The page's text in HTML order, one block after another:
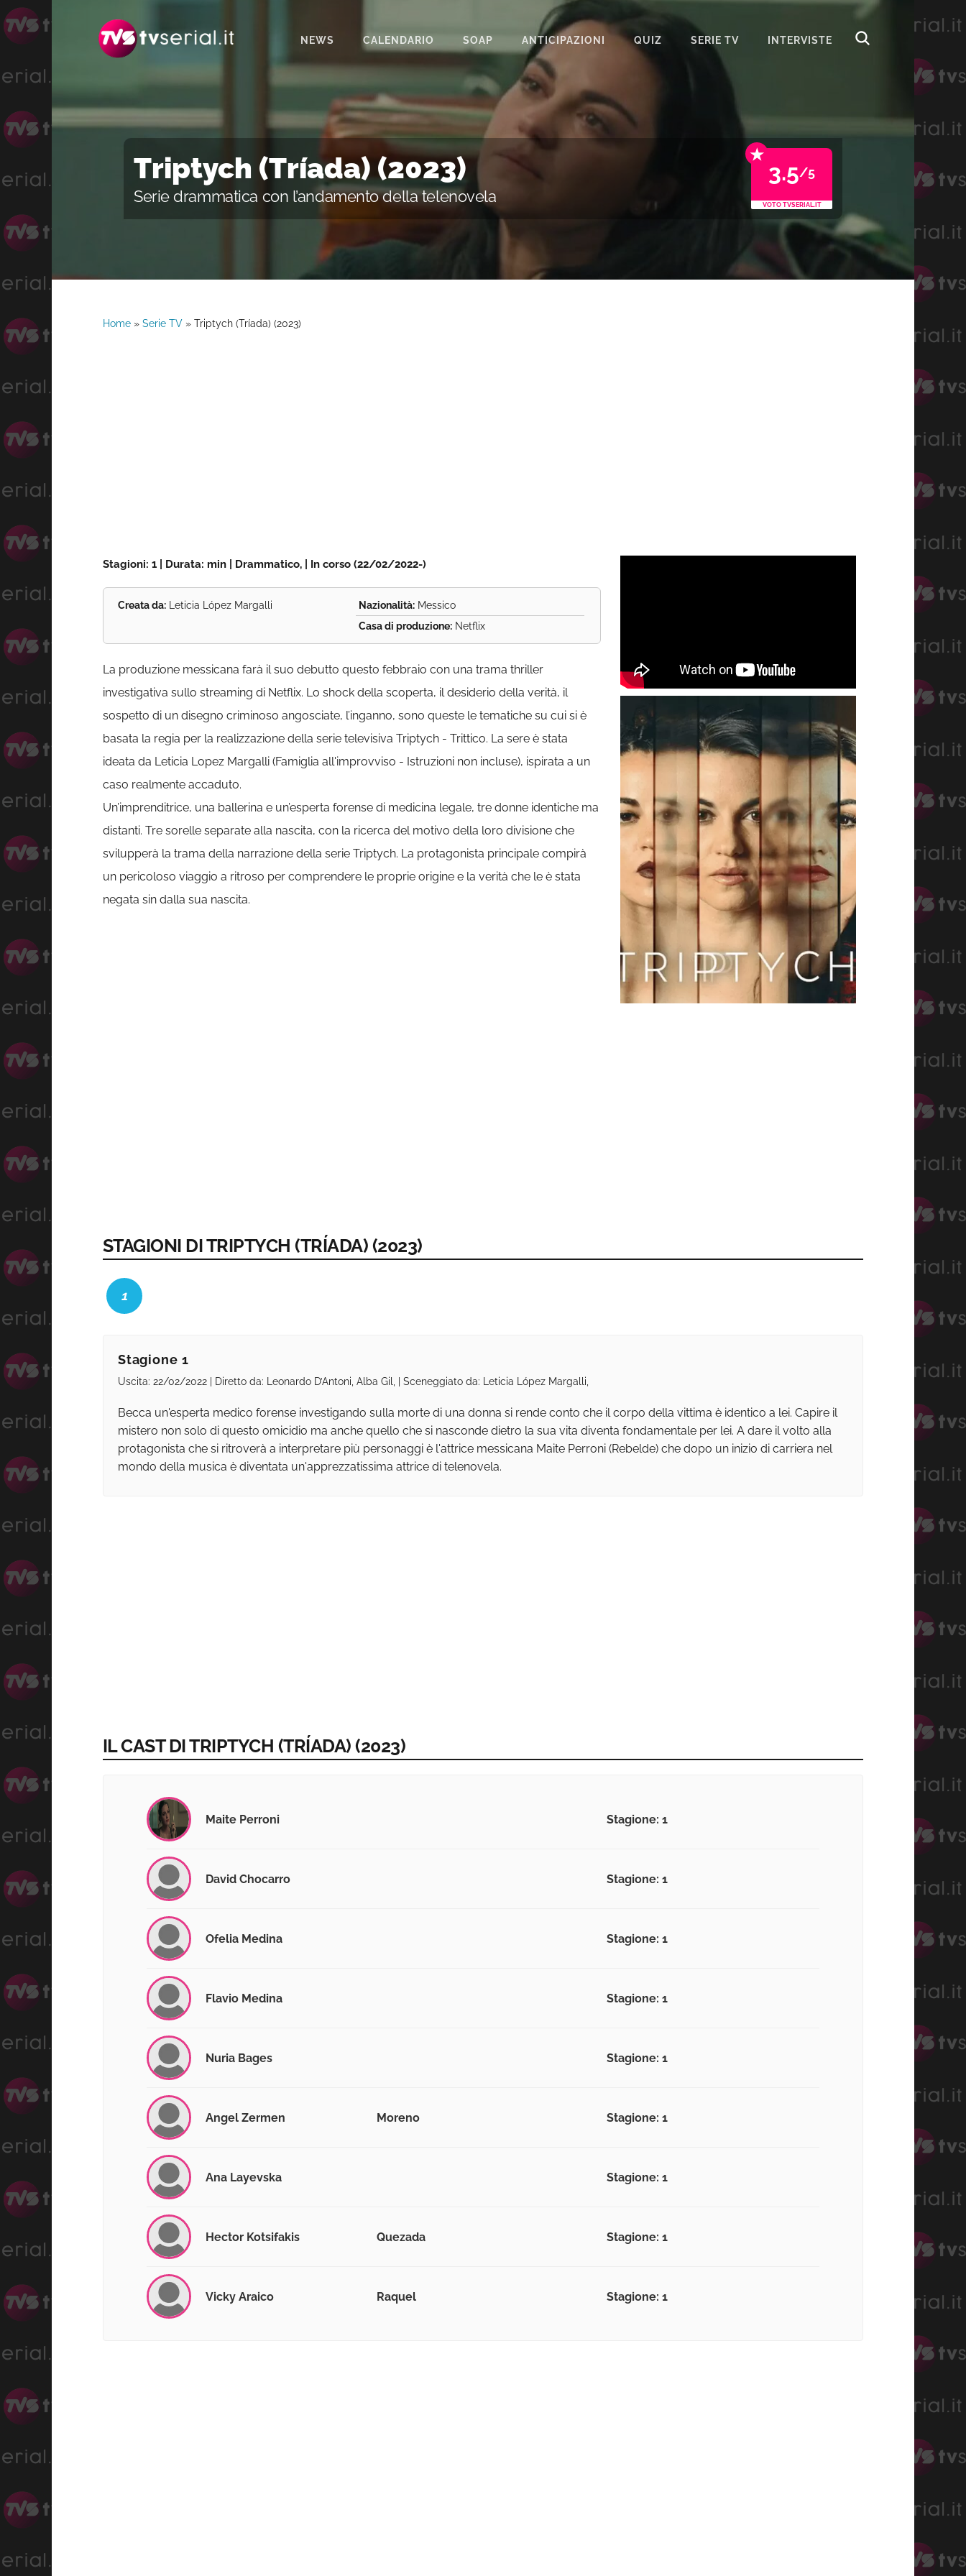
navigazione
contenuto
NEWS CALENDARIO SOAP
BEAUTIFUL
IL PARADISO DELLE SIGNORE
SEGRETI DI FAMIGLIA
TEMPESTA D’AMORE
UN POSTO AL SOLE
ANTICIPAZIONI QUIZ SERIE TV INTERVISTE
Triptych (Tríada) (2023)
Serie drammatica con l’andamento della telenovela
★
3.5/5
VOTO TVSERIAL.IT
Home» Serie TV» Triptych (Tríada) (2023)
Stagioni: 1 | Durata: min | Drammatico, | In corso (22/02/2022-)
Creata da:Leticia López Margalli Nazionalità:Messico
Casa di produzione:Netflix
La produzione messicana farà il suo debutto questo febbraio con una trama thriller
investigativa sullo streaming di Netflix. Lo shock della scoperta, il desiderio della verità, il
sospetto di un disegno criminoso angosciate, l’inganno, sono queste le tematiche su cui si è
basata la regia per la realizzazione della serie televisiva Triptych - Trittico. La sere è stata
ideata da Leticia Lopez Margalli (Famiglia all'improvviso - Istruzioni non incluse), ispirata a un
caso realmente accaduto.
Un’imprenditrice, una ballerina e un’esperta forense di medicina legale, tre donne identiche ma
distanti. Tre sorelle separate alla nascita, con la ricerca del motivo della loro divisione che
svilupperà la trama della narrazione della serie Triptych. La protagonista principale compirà
un pericoloso viaggio a ritroso per comprendere le proprie origine e la verità che le è stata
negata sin dalla sua nascita.
STAGIONI DI TRIPTYCH (TRÍADA) (2023)
1
Stagione 1
Uscita: 22/02/2022 | Diretto da: Leonardo D’Antoni, Alba Gil, | Sceneggiato da: Leticia López Margalli,
Becca un'esperta medico forense investigando sulla morte di una donna si rende conto che il corpo della vittima è identico a lei. Capire il
mistero non solo di questo omicidio ma anche quello che si nasconde dietro la sua vita diventa fondamentale per lei. A dare il volto alla
protagonista che si ritroverà a interpretare più personaggi è l'attrice messicana Maite Perroni (Rebelde) che dopo un inizio di carriera nel
mondo della musica è diventata un'apprezzatissima attrice di telenovela.
IL CAST DI TRIPTYCH (TRÍADA) (2023)
Maite Perroni Stagione: 1
David Chocarro Stagione: 1
Ofelia Medina Stagione: 1
Flavio Medina Stagione: 1
Nuria Bages Stagione: 1
Angel Zermen Moreno Stagione: 1
Ana Layevska Stagione: 1
Hector Kotsifakis Quezada Stagione: 1
Vicky Araico Raquel Stagione: 1